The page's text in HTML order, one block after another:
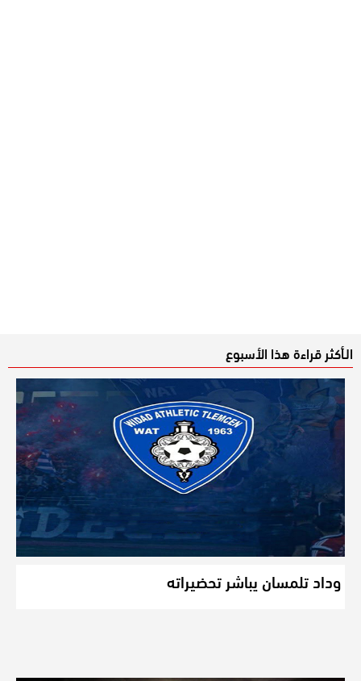
الـأكثر قراءة هذا الأسبوع
وداد تلمسان يباشر تحضيراته